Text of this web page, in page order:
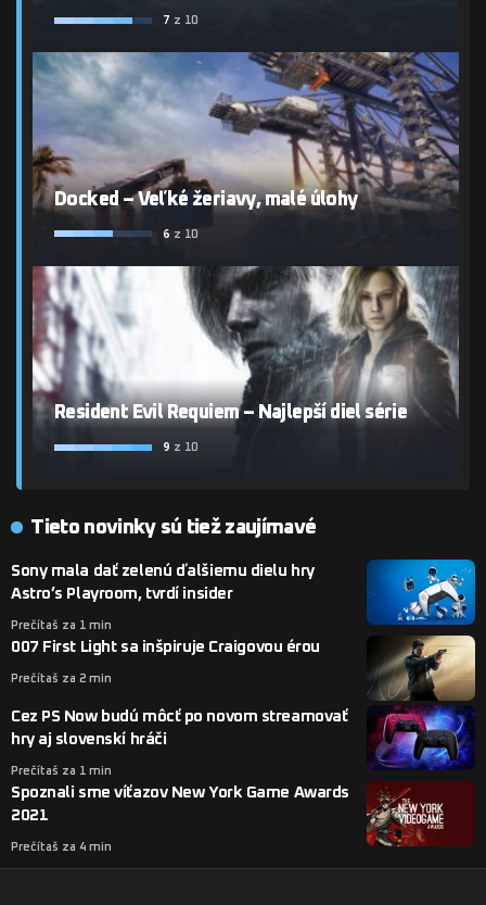
7 z 10
Docked – Veľké žeriavy, malé úlohy
6 z 10
Resident Evil Requiem – Najlepší diel série
9 z 10
Tieto novinky sú tiež zaujímavé
Sony mala dať zelenú ďalšiemu dielu hry
Astro’s Playroom, tvrdí insider
Prečítaš za 1 min
007 First Light sa inšpiruje Craigovou érou
Prečítaš za 2 min
Cez PS Now budú môcť po novom streamovať
hry aj slovenskí hráči
Prečítaš za 1 min
Spoznali sme víťazov New York Game Awards
2021
Prečítaš za 4 min